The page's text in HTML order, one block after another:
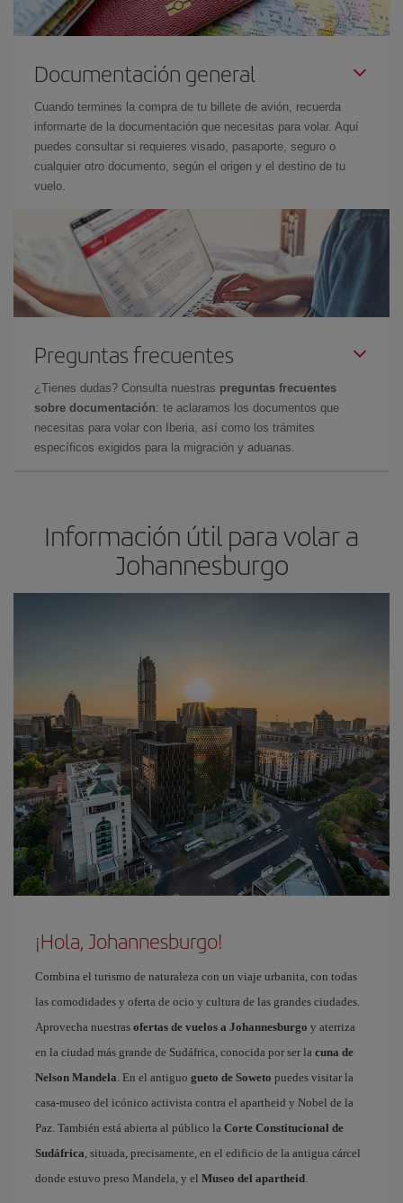
Documentación general
Cuando termines la compra de tu billete de avión, recuerda
informarte de la documentación que necesitas para volar. Aquí
puedes consultar si requieres visado, pasaporte, seguro o
cualquier otro documento, según el origen y el destino de tu
vuelo.
Preguntas frecuentes
¿Tienes dudas? Consulta nuestras preguntas frecuentes
sobre documentación: te aclaramos los documentos que
necesitas para volar con Iberia, así como los trámites
específicos exigidos para la migración y aduanas.
Información útil para volar a
Johannesburgo
¡Hola, Johannesburgo!
Combina el turismo de naturaleza con un viaje urbanita, con todas
las comodidades y oferta de ocio y cultura de las grandes ciudades.
Aprovecha nuestras ofertas de vuelos a Johannesburgo y aterriza
en la ciudad más grande de Sudáfrica, conocida por ser la cuna de
Nelson Mandela. En el antiguo gueto de Soweto puedes visitar la
casa-museo del icónico activista contra el apartheid y Nobel de la
Paz. También está abierta al público la Corte Constitucional de
Sudáfrica, situada, precisamente, en el edificio de la antigua cárcel
donde estuvo preso Mandela, y el Museo del apartheid.